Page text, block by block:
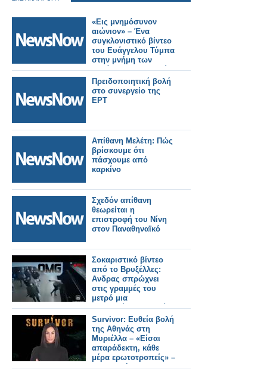
«Εις μνημόσυνον
αιώνιον» – Ένα
συγκλονιστικό βίντεο
του Ευάγγελου Τύμπα
στην μνήμη των
θυμάτων των Τεμπών
(φωτό-βίντεο)
Πρειδοποιητική βολή
στο συνεργείο της
ΕΡΤ
Απίθανη Mελέτη: Πώς
βρίσκουμε ότι
πάσχουμε από
καρκίνο
Σχεδόν απίθανη
θεωρείται η
επιστροφή του Νίνη
στον Παναθηναϊκό
Σοκαριστικό βίντεο
από το Βρυξέλλες:
Ανδρας σπρώχνει
στις γραμμές του
μετρό μια
ανυποψίαστη γυναίκα
[βίντεο]
Survivor: Ευθεία βολή
της Αθηνάς στη
Μυριέλλα – «Είσαι
απαράδεκτη, κάθε
μέρα ερωτοτροπείς» –
Οι υποψήφιοι προς